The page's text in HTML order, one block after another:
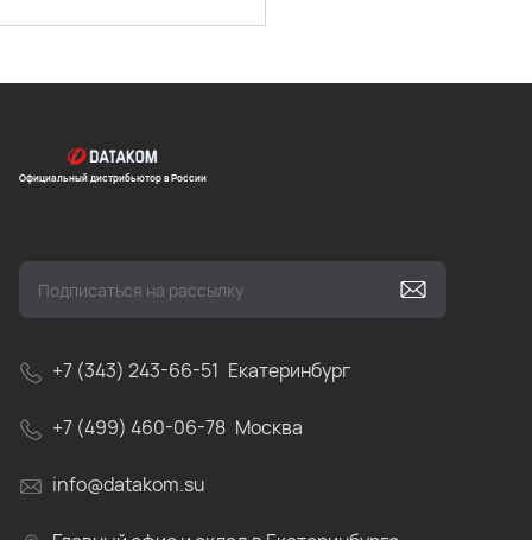
Официальный дистрибьютор в России
+7 (343) 243-66-51 Екатеринбург
+7 (499) 460-06-78 Москва
info@datakom.su